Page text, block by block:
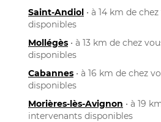
Saint-Andiol • à 14 km de
disponibles
Mollégès • à 13 km de chez
disponibles
Cabannes • à 16 km de chez
disponibles
Morières-lès-Avignon • à 19
intervenants disponibles